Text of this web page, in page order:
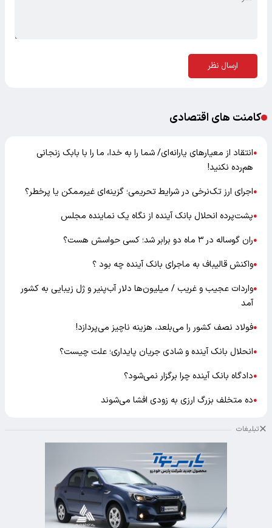
ارسال نظر
کامنت های اقتصادی
●انتقاد از معیارهای یارانه‌ای/ شما را به خدا، ما را با بابک زنجانی
هم‌رده نکنید!
●اجرای ارز تک‌نرخی در شرایط تحریمی؛ گزینه‌ای غیرممکن یا پرخطر؟
●پشت‌پرده انحلال بانک آینده از نگاه یک نماینده مجلس
●ران گوساله در ۳ ماه دو برابر شد؛ کسی حواسش هست؟
●واکنش قالیباف به ماجرای بانک آینده چه بود ؟
●واردات عجیب و غریب / میلیون‌ها دلار آب‌پنیر و ژل زیبایی به کشور
آمد
●فولاد نصف کشور را می‌بلعد، هزینه ناچیز می‌پردازد!
●انحلال بانک آینده و شادی جریان پایداری؛ علت چیست؟
●دادگاه بانک آینده چرا برگزار نمی‌شود؟
●ده متخلف بزرگ ارزی به زودی افشا می‌شوند
تبلیغات